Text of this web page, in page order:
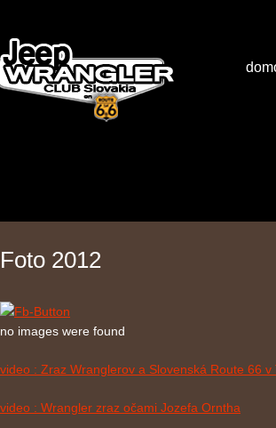
Foto 2012
no images were found
video : Zraz Wranglerov a Slovenská Route 66
video : Wrangler zraz očami Jozefa Orntha